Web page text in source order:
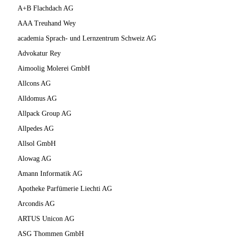
A+B Flachdach AG
AAA Treuhand Wey
academia Sprach- und Lernzentrum Schweiz AG
Advokatur Rey
Aimoolig Molerei GmbH
Allcons AG
Alldomus AG
Allpack Group AG
Allpedes AG
Allsol GmbH
Alowag AG
Amann Informatik AG
Apotheke Parfümerie Liechti AG
Arcondis AG
ARTUS Unicon AG
ASG Thommen GmbH